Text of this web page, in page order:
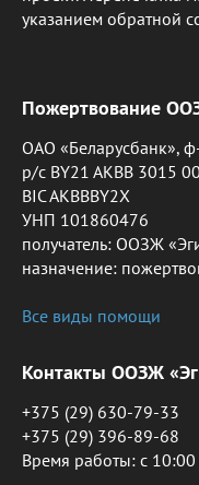
указанием обратной
Пожертвование
ОАО «Беларусбанк»,
р/с BY21 AKBB 3015
BIC AKBBBY2X
УНП 101860476
получатель: ООЗЖ
назначение:
Все виды помощи
Контакты ООЗЖ
+375 (29) 630-79-33
+375 (29) 396-89-68
Время работы: c